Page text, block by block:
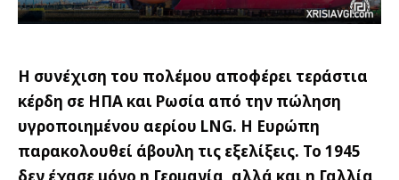
Η συνέχιση του πολέμου αποφέρει τεράστια
κέρδη σε ΗΠΑ και Ρωσία από την πώληση
υγροποιημένου αερίου LNG. Η Ευρώπη
παρακολουθεί άβουλη τις εξελίξεις. Το 1945